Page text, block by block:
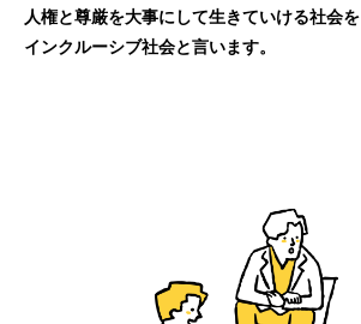
人権と尊厳を大事にして生きていける社会を
インクルーシブ社会と言います。